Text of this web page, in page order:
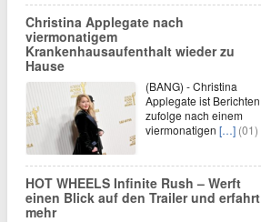
Christina Applegate nach
viermonatigem
Krankenhausaufenthalt wieder zu
Hause
(BANG) - Christina
Applegate ist Berichten
zufolge nach einem
viermonatigen […] (01)
HOT WHEELS Infinite Rush – Werft
einen Blick auf den Trailer und erfahrt
mehr